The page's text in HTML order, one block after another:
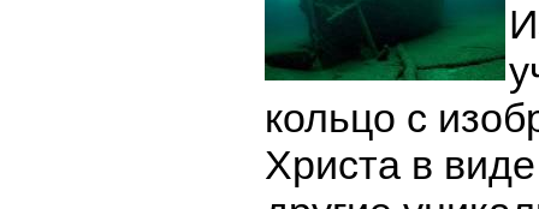
кольцо с
Христа в